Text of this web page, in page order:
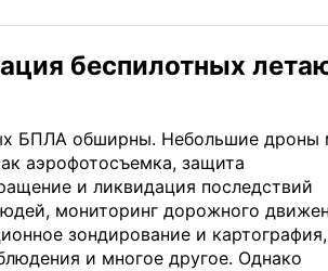
беспилотных
БПЛА обширны. Небольшие дроны
аэрофотосъемка, защита
и ликвидация последствий
мониторинг дорожного
зондирование и картография,
и многое другое. Однако